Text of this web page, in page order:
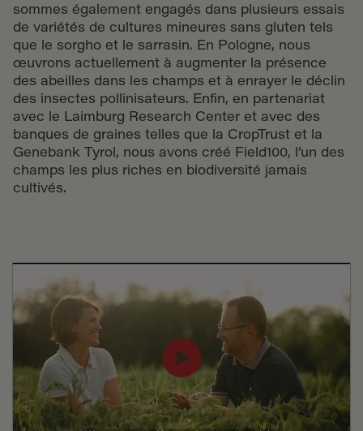
sommes également engagés dans plusieurs essais
de variétés de cultures mineures sans gluten tels
que le sorgho et le sarrasin. En Pologne, nous
œuvrons actuellement à augmenter la présence
des abeilles dans les champs et à enrayer le déclin
des insectes pollinisateurs. Enfin, en partenariat
avec le Laimburg Research Center et avec des
banques de graines telles que la CropTrust et la
Genebank Tyrol, nous avons créé Field100, l’un des
champs les plus riches en biodiversité jamais
cultivés.